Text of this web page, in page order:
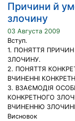
Причини й
злочину
03 Августа 2009
Вступ.
1. ПОНЯТТЯ
ЗЛОЧИНУ.
2. ПОНЯТТЯ
ВЧИНЕННІ
3. ВЗАЄМОДІЯ
КОНКРЕТНОГО
ВЧИНЕННЮ
Висновок